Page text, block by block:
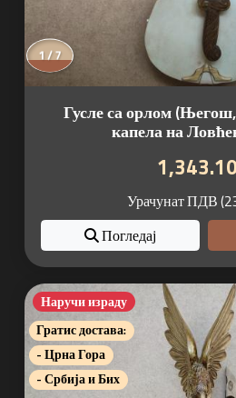
1 / 7
Гусле са орлом
капела на
Урачунат ПДВ
Погледај
Наручи израду
Гратис достава:
- Црна Гора
- Србија и Бих